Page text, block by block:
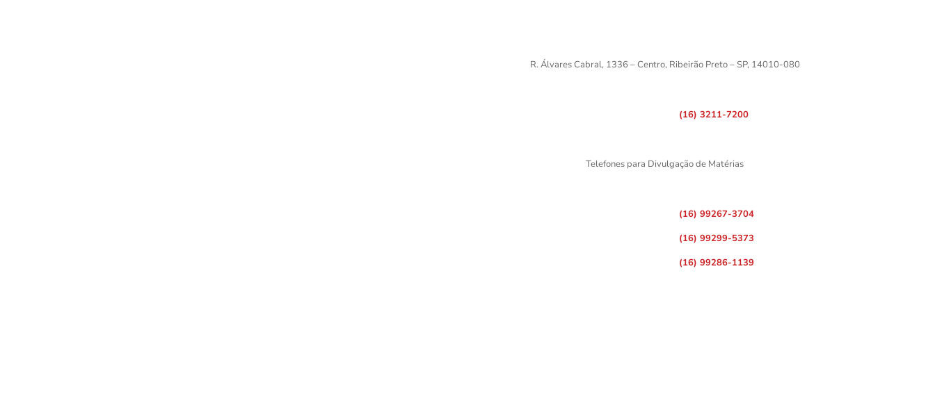
R. Álvares Cabral, 1336 – Centro, Ribeirão Preto – SP, 14010-080
(16) 3211-7200
Telefones para Divulgação de Matérias
(16) 99267-3704
(16) 99299-5373
(16) 99286-1139